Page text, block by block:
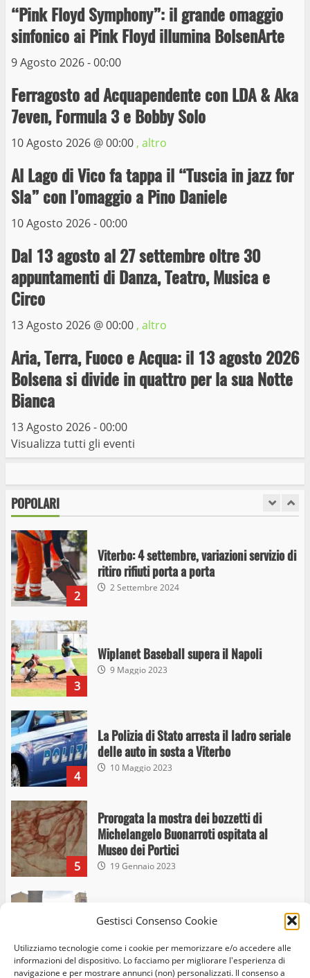
Gestisci Consenso Cookie
Utilizziamo tecnologie come i cookie per memorizzare e/o accedere alle
informazioni del dispositivo. Lo facciamo per migliorare l'esperienza di
navigazione e per mostrare annunci (non) personalizzati. Il consenso a
“Pink Floyd Symphony”: il grande omaggio
sinfonico ai Pink Floyd illumina BolsenArte
9 Agosto 2026 - 00:00
Ferragosto ad Acquapendente con LDA & Aka
7even, Formula 3 e Bobby Solo
10 Agosto 2026 @00:00 , altro
Al Lago di Vico fa tappa il “Tuscia in jazz for
Sla” con l’omaggio a Pino Daniele
10 Agosto 2026 - 00:00
Dal 13 agosto al 27 settembre oltre 30
appuntamenti di Danza, Teatro, Musica e
Circo
13 Agosto 2026 @00:00 , altro
Aria, Terra, Fuoco e Acqua: il 13 agosto 2026
Bolsena si divide in quattro per la sua Notte
Bianca
13 Agosto 2026 - 00:00
Visualizza tutti gli eventi
POPOLARI
3
Wiplanet Baseball supera il Napoli
9 Maggio 2023
4
La Polizia di Stato arresta il ladro seriale
delle auto in sosta a Viterbo
10 Maggio 2023
Prorogata la mostra dei bozzetti di
Michelangelo Buonarroti ospitata al
Museo dei Portici
6
Trasporto pubblico locale, trasferimento
15 Giugno 2023
Giochi Sportivi Studenteschi di Atletica a
Viterbo
I Carabinieri arrestano due giovani per
stupefacenti
2
Viterbo: 4 settembre, variazioni servizio di
ritiro rifiuti porta a porta
2 Settembre 2024
3
Wiplanet Baseball supera il Napoli
9 Maggio 2023
4
La Polizia di Stato arresta il ladro seriale
delle auto in sosta a Viterbo
10 Maggio 2023
5
Prorogata la mostra dei bozzetti di
Michelangelo Buonarroti ospitata al
Museo dei Portici
19 Gennaio 2023
6
capolinea al terminal Riello dal 15 al 17
15 Giugno 2023